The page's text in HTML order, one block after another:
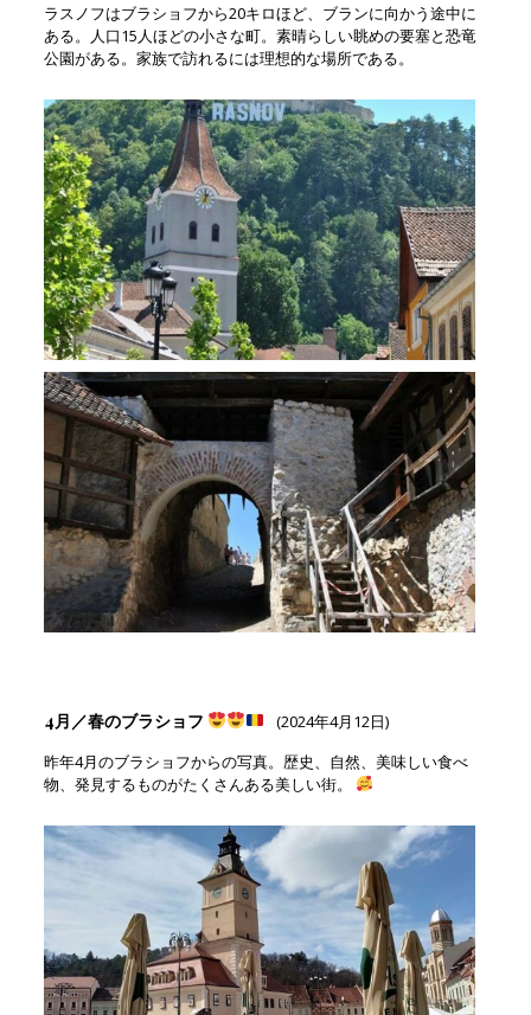
ラスノフはブラショフから20キロほど、ブランに向かう途中に
ある。人口15人ほどの小さな町。素晴らしい眺めの要塞と恐竜
公園がある。家族で訪れるには理想的な場所である。
4月／春のブラショフ
(2024年4月12日)
昨年4月のブラショフからの写真。歴史、自然、美味しい食べ
物、発見するものがたくさんある美しい街。